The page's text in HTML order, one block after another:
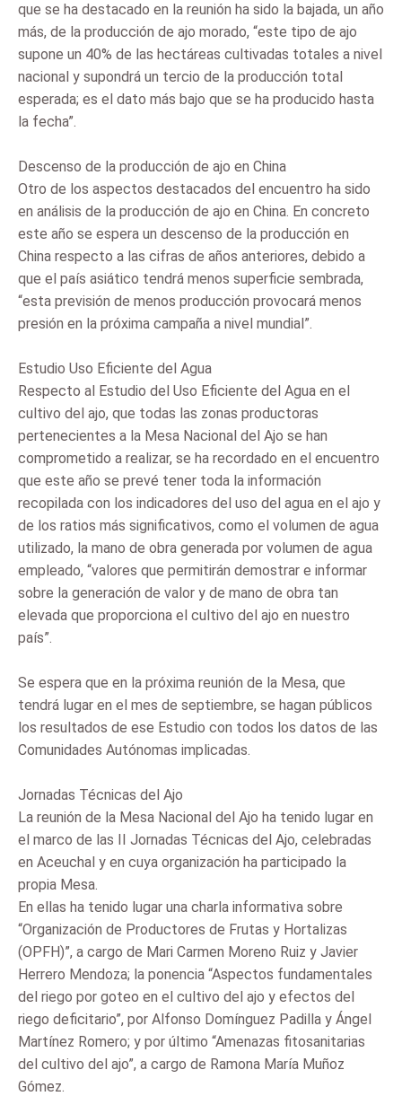
que se ha destacado en la reunión ha sido la bajada, un año
más, de la producción de ajo morado, “este tipo de ajo
supone un 40% de las hectáreas cultivadas totales a nivel
nacional y supondrá un tercio de la producción total
esperada; es el dato más bajo que se ha producido hasta
la fecha”.
Descenso de la producción de ajo en China
Otro de los aspectos destacados del encuentro ha sido
en análisis de la producción de ajo en China. En concreto
este año se espera un descenso de la producción en
China respecto a las cifras de años anteriores, debido a
que el país asiático tendrá menos superficie sembrada,
“esta previsión de menos producción provocará menos
presión en la próxima campaña a nivel mundial”.
Estudio Uso Eficiente del Agua
Respecto al Estudio del Uso Eficiente del Agua en el
cultivo del ajo, que todas las zonas productoras
pertenecientes a la Mesa Nacional del Ajo se han
comprometido a realizar, se ha recordado en el encuentro
que este año se prevé tener toda la información
recopilada con los indicadores del uso del agua en el ajo y
de los ratios más significativos, como el volumen de agua
utilizado, la mano de obra generada por volumen de agua
empleado, “valores que permitirán demostrar e informar
sobre la generación de valor y de mano de obra tan
elevada que proporciona el cultivo del ajo en nuestro
país”.
Se espera que en la próxima reunión de la Mesa, que
tendrá lugar en el mes de septiembre, se hagan públicos
los resultados de ese Estudio con todos los datos de las
Comunidades Autónomas implicadas.
Jornadas Técnicas del Ajo
La reunión de la Mesa Nacional del Ajo ha tenido lugar en
el marco de las II Jornadas Técnicas del Ajo, celebradas
en Aceuchal y en cuya organización ha participado la
propia Mesa.
En ellas ha tenido lugar una charla informativa sobre
“Organización de Productores de Frutas y Hortalizas
(OPFH)”, a cargo de Mari Carmen Moreno Ruiz y Javier
Herrero Mendoza; la ponencia “Aspectos fundamentales
del riego por goteo en el cultivo del ajo y efectos del
riego deficitario”, por Alfonso Domínguez Padilla y Ángel
Martínez Romero; y por último “Amenazas fitosanitarias
del cultivo del ajo”, a cargo de Ramona María Muñoz
Gómez.